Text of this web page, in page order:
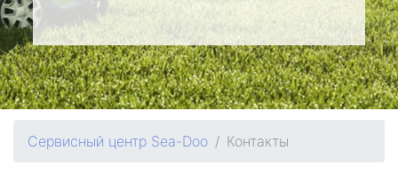
Сервисный центр Sea-Doo Контакты